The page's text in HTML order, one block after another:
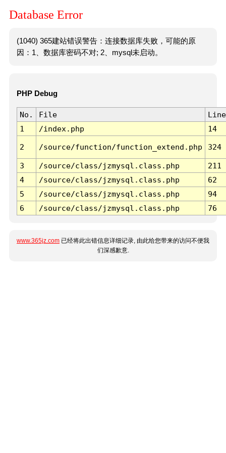
Database Error
(1040) 365建站错误警告：连接数据库失败，可能的原
因：1、数据库密码不对; 2、mysql未启动。
PHP Debug
No. File
Line
1
/index.php 14
2 /source/function/function_extend.php 324
3 /source/class/jzmysql.class.php
211
4
/source/class/jzmysql.class.php
62
5
/source/class/jzmysql.class.php
94
6
/source/class/jzmysql.class.php 76
www.365jz.com 已经将此出错信息详细记录, 由此给您带来的访问不便我
们深感歉意.